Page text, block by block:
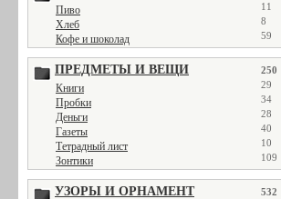
Пиво 11
Хлеб 8
Кофе и шоколад 59
ПРЕДМЕТЫ И ВЕЩИ 250
Книги 29
Пробки 34
Деньги 28
Газеты 40
Тетрадный лист 10
Зонтики 109
УЗОРЫ И ОРНАМЕНТ 532